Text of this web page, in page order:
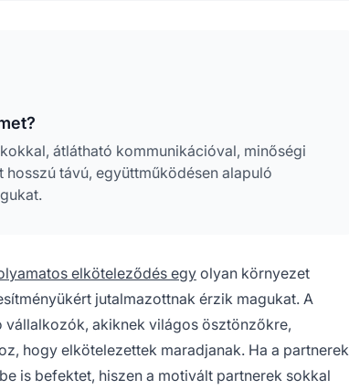
átlátható kommunikációval, minőségi
távú, együttműködésen alapuló
elköteleződés egy olyan környezet
jutalmazottnak érzik magukat. A
akiknek világos ösztönzőkre,
hogy elkötelezettek maradjanak. Ha a partnerek
is befektet, hiszen a motivált partnerek sokkal